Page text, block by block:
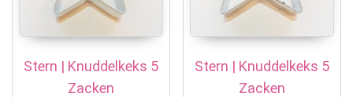
Stern | Knuddelkeks 5
Zacken
Stern | Knuddelkeks 5
Zacken